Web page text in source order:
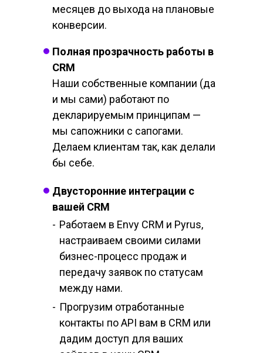
месяцев до выхода на плановые
конверсии.
Полная прозрачность работы в
CRM
Наши собственные компании (да
и мы сами) работают по
декларируемым принципам —
мы сапожники с сапогами.
Делаем клиентам так, как делали
бы себе.
Двусторонние интеграции с
вашей CRM
Работаем в Envy CRM и Pyrus,
настраиваем своими силами
бизнес-процесс продаж и
передачу заявок по статусам
между нами.
-
Прогрузим отработанные
контакты по API вам в CRM или
дадим доступ для ваших
-